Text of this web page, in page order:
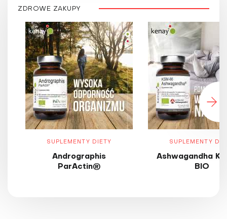
ZDROWE ZAKUPY
SUPLEMENTY DIETY
Andrographis
ParActin®
SUPLEMENTY
Ashwagandha
BIO